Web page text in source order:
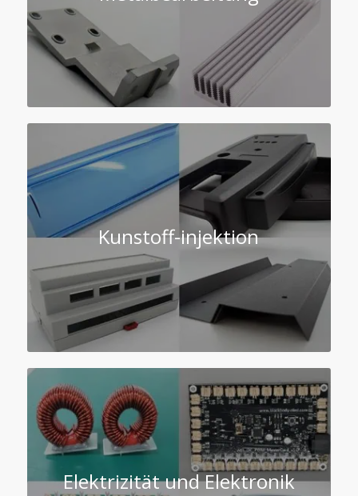
Kunstoff-injektion
Elektrizität und Elektronik